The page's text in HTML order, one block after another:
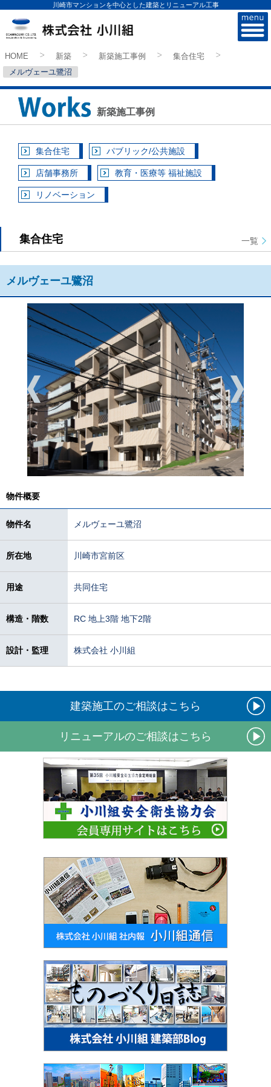
川崎市マンションを中心とした建築とリニューアル工事
HOME >新築 >新築施工事例 >
集合住宅
メルヴェーユ鷺沼
新築施工事例
集合住宅 パブリック/公共施設
店舗事務所 教育・医療等 福祉施設
リノベーション
集合住宅 一覧
メルヴェーユ鷺沼
物件概要
物件名 メルヴェーユ鷺沼
所在地 川崎市宮前区
用途 共同住宅
構造・階数 RC 地上3階 地下2階
設計・監理 株式会社 小川組
建築施工のご相談はこちら
リニューアルのご相談はこちら